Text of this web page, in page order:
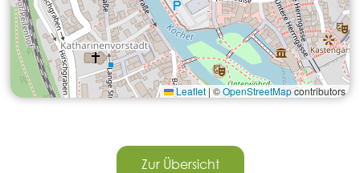
Leaflet | ©OpenStreetMapcontributors
Zur Übersicht